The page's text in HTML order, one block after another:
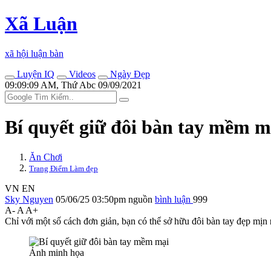
Xã Luận
xã hội luận bàn
Luyện IQ
Videos
Ngày Đẹp
09:09:09 AM, Thứ Abc 09/09/2021
Bí quyết giữ đôi bàn tay mềm
Ăn Chơi
Trang Điểm Làm đẹp
VN EN
Sky Nguyen 05/06/25 03:50pm nguồn bình luận 999
A- A A+
Chỉ với một số cách đơn giản, bạn có thể sở hữu đôi bàn tay đẹp mịn
Ảnh minh họa